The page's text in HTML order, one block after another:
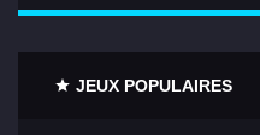
JEUX POPULAIRES